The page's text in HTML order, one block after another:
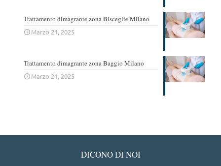
Trattamento dimagrante zona Bisceglie Milano
Marzo 21, 2025
Trattamento dimagrante zona Baggio Milano
Marzo 21, 2025
DICONO DI NOI